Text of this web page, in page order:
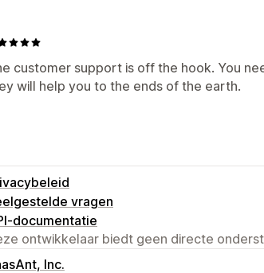
customer support is off the hook. You
will help you to the ends of the earth.
vragen
documentatie
ontwikkelaar biedt geen directe
Inc.